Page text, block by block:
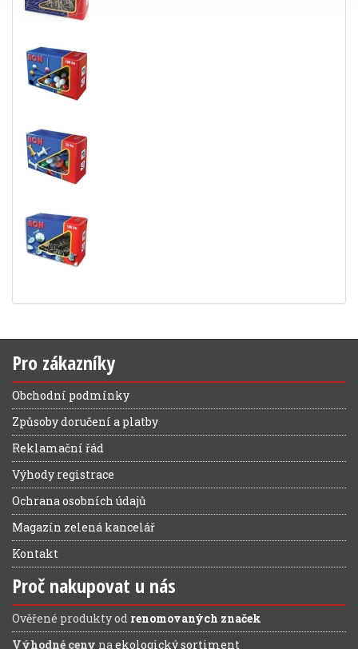
Pro zákazníky
Obchodní podmínky
Způsoby doručení a platby
Reklamační řád
Výhody registrace
Ochrana osobních údajů
Magazín zelená kancelář
Kontakt
Proč nakupovat u nás
Ověřené produkty od renomovaných značek
Výhodné ceny naekologický sortiment